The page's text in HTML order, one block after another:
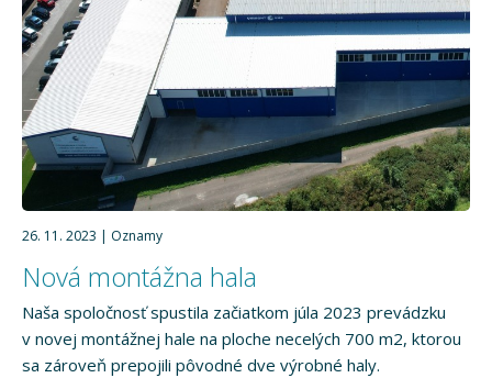
26. 11. 2023 Oznamy
Nová montážna hala
Naša spoločnosť spustila začiatkom júla 2023 prevádzku
v novej montážnej hale na ploche necelých 700 m2, ktorou
sa zároveň prepojili pôvodné dve výrobné haly.